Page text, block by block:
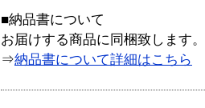
■納品書について
お届けする商品に同梱致します。
⇒納品書について詳細はこちら